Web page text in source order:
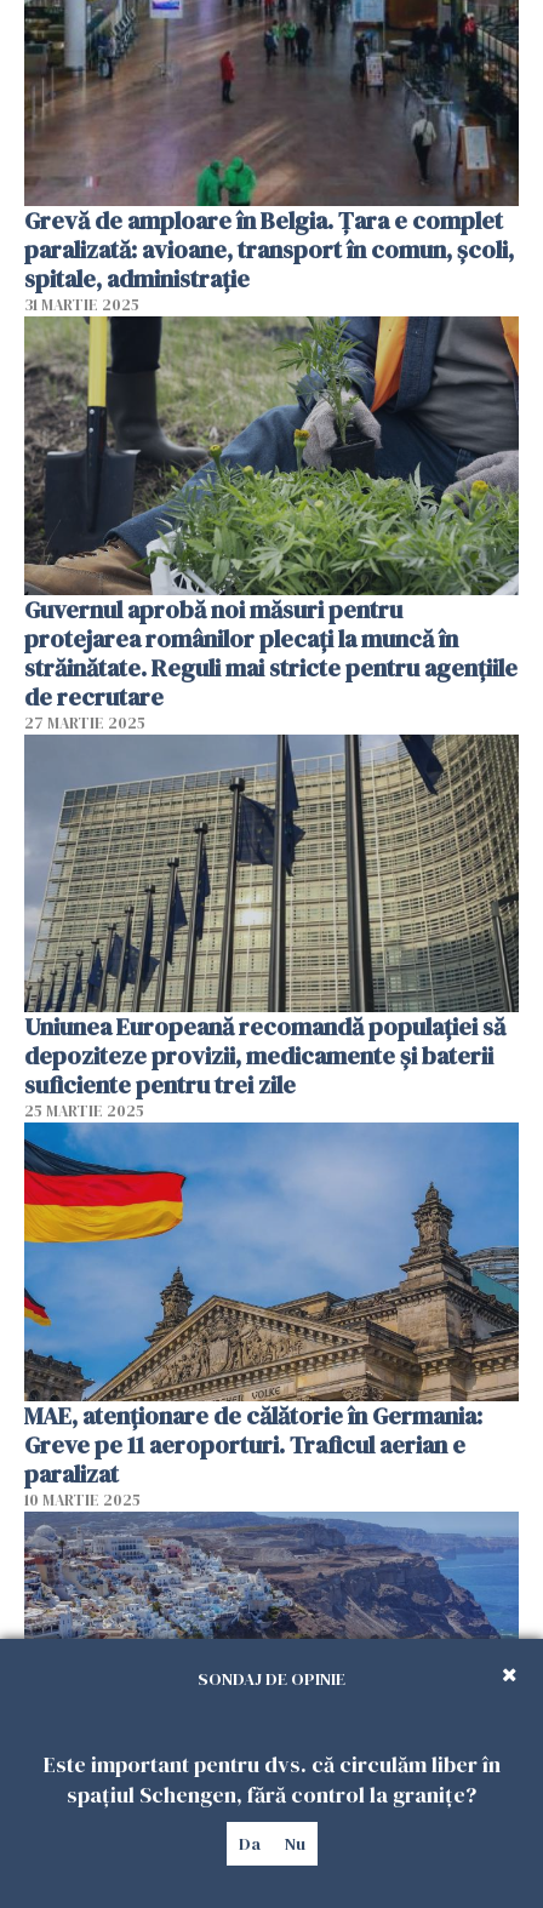
Grevă de amploare în Belgia. Țara e complet
paralizată: avioane, transport în comun, școli,
spitale, administrație
31 MARTIE 2025
Guvernul aprobă noi măsuri pentru
protejarea românilor plecați la muncă în
străinătate. Reguli mai stricte pentru agenţiile
de recrutare
27 MARTIE 2025
Uniunea Europeană recomandă populației să
depoziteze provizii, medicamente și baterii
suficiente pentru trei zile
25 MARTIE 2025
MAE, atenționare de călătorie în Germania:
Greve pe 11 aeroporturi. Traficul aerian e
paralizat
10 MARTIE 2025
MAE, atenţionare de călătorie în Grecia:
Activitate seismică în Santorini
SONDAJ DE OPINIE
Este important pentru dvs. că circulăm liber în
spațiul Schengen, fără control la granițe?
Da Nu